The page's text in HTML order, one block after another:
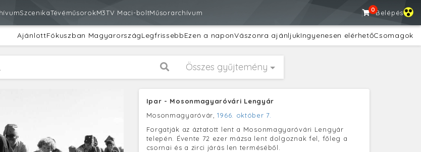
SzcenikaTévéműsorokM3TV Maci-boltMűsorarchívum 0Belépés
AjánlottFókuszban MagyarországLegfrissebbEzen a naponVászonra ajánljukIngyenesen elérhetőCsomagok
Összes gyűjtemény
Ipar - Mosonmagyaróvári Lengyár
Mosonmagyaróvár,1966. október 7.
Forgatják az áztatott lent a Mosonmagyaróvári Lengyár
telepén. Évente 72 ezer mázsa lent dolgoznak fel, főleg a
csornai és a zirci járás len terméséből.